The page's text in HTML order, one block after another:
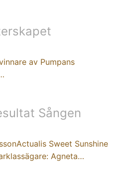
av Pumpans
Sången
Sweet Sunshine
Agneta…